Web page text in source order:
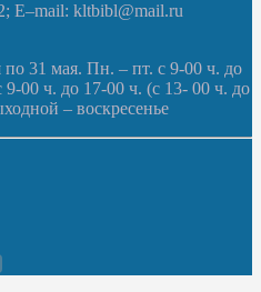
E–mail: kltbibl@mail.ru
31 мая. Пн. – пт. с 9-00 ч. до
00 ч. до 17-00 ч. (с 13- 00 ч. до
– воскресенье